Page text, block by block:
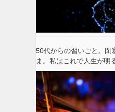
50代からの習いごと。閉
ま。私はこれで人生が明